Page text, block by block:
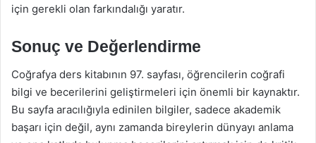
için gerekli olan farkındalığı yaratır.
Sonuç ve Değerlendirme
Coğrafya ders kitabının 97. sayfası, öğrencilerin coğrafi
bilgi ve becerilerini geliştirmeleri için önemli bir kaynaktır.
Bu sayfa aracılığıyla edinilen bilgiler, sadece akademik
başarı için değil, aynı zamanda bireylerin dünyayı anlama